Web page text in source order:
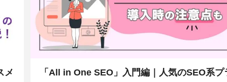
メ
「All in One SEO」入門編｜人気のSEO系プ